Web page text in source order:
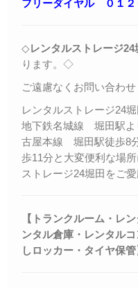
フリーダイヤル ０１２
◇レンタルストレージ24
ります。◇
ご遠慮なくお問い合わせ
レンタルストレージ24
地下鉄名城線 堀田駅よ
古屋本線 堀田駅徒歩8
歩11分と大変便利な場
ストレージ24堀田をご
【トランクルーム・レ
ンタル倉庫・レンタル
しロッカー・ タイヤ保管